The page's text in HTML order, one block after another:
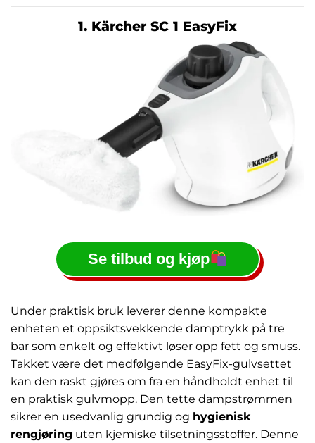
1. Kärcher SC 1 EasyFix
Se tilbud og kjøp
Under praktisk bruk leverer denne kompakte
enheten et oppsiktsvekkende damptrykk på tre
bar som enkelt og effektivt løser opp fett og smuss.
Takket være det medfølgende EasyFix-gulvsettet
kan den raskt gjøres om fra en håndholdt enhet til
en praktisk gulvmopp. Den tette dampstrømmen
sikrer en usedvanlig grundig og hygienisk
rengjøring uten kjemiske tilsetningsstoffer. Denne